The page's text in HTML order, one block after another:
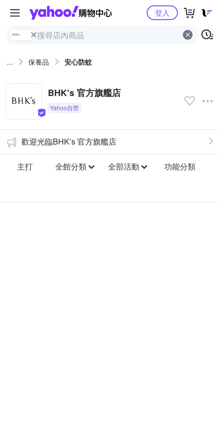
Yahoo購物中心
登入
... 保養品 安心防蚊
BHK’s 官方旗艦店
歡迎光臨BHK’s 官方旗艦店
主打 全館分類 全部活動 功能分類